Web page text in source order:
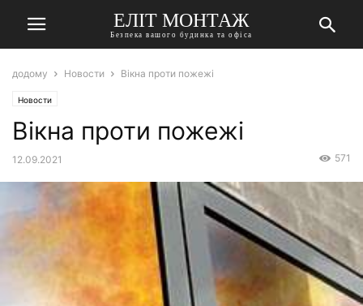
ЕЛІТ МОНТАЖ
Безпека вашого будинка та офіса
додому Новости Вікна проти пожежі
Новости
Вікна проти пожежі
12.09.2021 571